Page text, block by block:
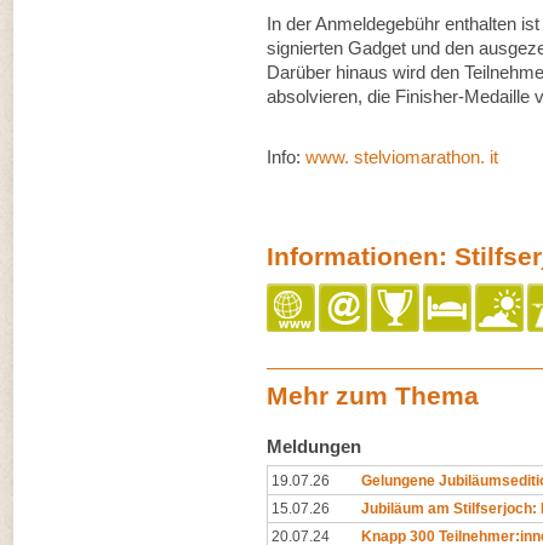
In der Anmeldegebühr enthalten
signierten Gadget und den
Darüber hinaus wird den
absolvieren, die Finisher-Medaille
Info: www. stelviomarathon. it
Informationen:
Mehr zum Thema
Meldungen
19.07.26
Gelungene
15.07.26
Jubiläum am Stilfserjoch:
20.07.24
Knapp 300